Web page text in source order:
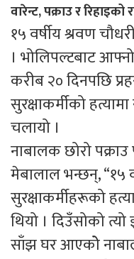
वारेन्ट, पक्राउ र रिहाइको
१५ वर्षीय श्रवण
। भोलिपल्टबाट
करीब २० दिनपछि
सुरक्षाकर्मीको
चलायो ।
नाबालक छोरो
मेबालाल भन्छन्, “१५
सुरक्षाकर्मीहरूको
थियो । दिउँसोको
साँझ घर आएकोे